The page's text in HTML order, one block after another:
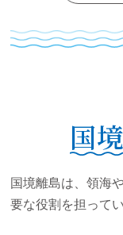
スペシャルイン
沖ノ鳥島・南鳥
募集は終了しまし
2026年01月28日
国境離島ＰＲイベ
国
国境離島は、領海
要な役割を担ってい